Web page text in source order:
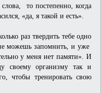
то постепенно, когда
«да, я такой и есть».
раз твердить тебе одно
можешь запомнить, и уже
у меня нет памяти». И
своему организму так и
чтобы тренировать свою